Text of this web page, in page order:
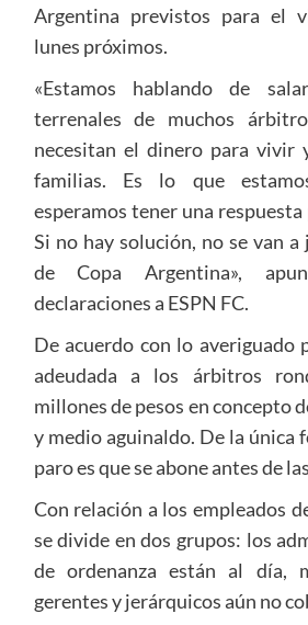
Argentina previstos para el
lunes próximos.
«Estamos hablando de
terrenales de muchos
necesitan el dinero para vivir
familias. Es lo que
esperamos tener una
Si no hay solución, no se van
de Copa Argentina»,
declaraciones a ESPN FC.
De acuerdo con lo averiguado
adeudada a los árbitros
millones de pesos en concepto
y medio aguinaldo. De la única
paro es que se abone antes de
Con relación a los empleados
se divide en dos grupos: los
de ordenanza están al día,
gerentes y jerárquicos aún no